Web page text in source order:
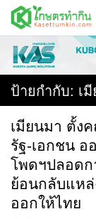
Skip
content
พืช
หน้าแรก
แวดวงเกษตร
ใคร ทำอะไร
สถานีข่าววันนี้
ป้ายกำกับ: เ
เมียนมา ตั้ง
รัฐ-เอกชน อ
โพดฯปลอดก
ย้อนกลับแหล่
ออกให้ไทย